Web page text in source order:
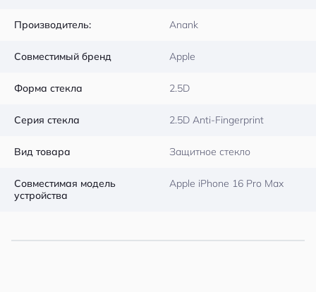
Производитель: Anank
Совместимый бренд Apple
Форма стекла 2.5D
Серия стекла 2.5D Anti-Fingerprint
Вид товара Защитное стекло
Совместимая модель
устройства
Apple iPhone 16 Pro Max